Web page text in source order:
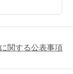
関する公表事項